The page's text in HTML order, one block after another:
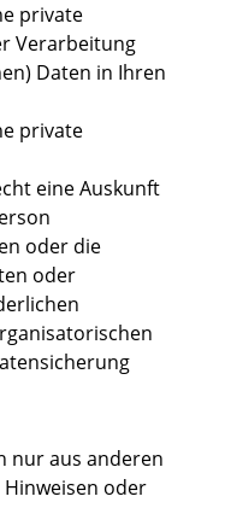
private
Verarbeitung
Daten in Ihren
private
eine Auskunft
oder die
oder
nur aus anderen
Hinweisen oder